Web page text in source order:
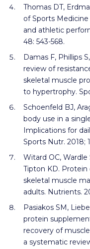
Thomas DT,
of Sports
and athletic
48: 543-568.
Damas F, Phillips
review of
skeletal muscle
to hypertrophy.
Schoenfeld BJ,
body use in a
Implications for
Sports Nutr. 2018;
Witard OC,
Tipton KD.
skeletal muscle
adults. Nutrients.
Pasiakos SM,
protein
recovery of
a systematic